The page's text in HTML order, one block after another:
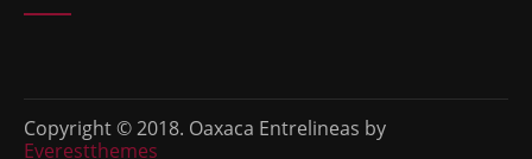
Copyright © 2018. Oaxaca Entrelineas by
Everestthemes